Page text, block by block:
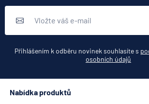
Přihlášením k odběru novinek souhlasíte s
osobních údajů
Nabídka produktů